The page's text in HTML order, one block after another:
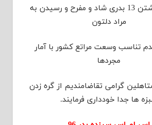
با آرزوی داشتن 13 بدری شاد و مفرح و رسیدن به
مراد دلتون
تناسب وسعت مراتع كشور با آمار
مجردها
گرامی تقاضامندیم از گره زدن
ها جدا خودداری فرمایند.